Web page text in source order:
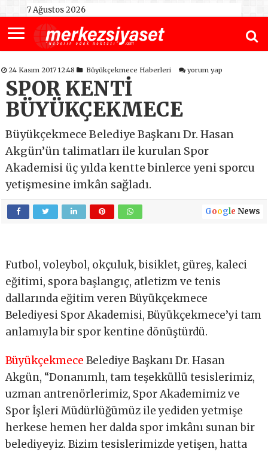
7 Ağustos 2026
24 Kasım 2017 12:48 Büyükçekmece Haberleri yorum yap
SPOR KENTİ
BÜYÜKÇEKMECE
Büyükçekmece Belediye Başkanı Dr. Hasan
Akgün’ün talimatları ile kurulan Spor
Akademisi üç yılda kentte binlerce yeni sporcu
yetişmesine imkân sağladı.
Google News
Futbol, voleybol, okçuluk, bisiklet, güreş, kaleci
eğitimi, spora başlangıç, atletizm ve tenis
dallarında eğitim veren Büyükçekmece
Belediyesi Spor Akademisi, Büyükçekmece’yi tam
anlamıyla bir spor kentine dönüştürdü.
Büyükçekmece Belediye Başkanı Dr. Hasan
Akgün, “Donanımlı, tam teşekküllü tesislerimiz,
uzman antrenörlerimiz, Spor Akademimiz ve
Spor İşleri Müdürlüğümüz ile yediden yetmişe
herkese hemen her dalda spor imkânı sunan bir
belediyeyiz. Bizim tesislerimizde yetişen, hatta